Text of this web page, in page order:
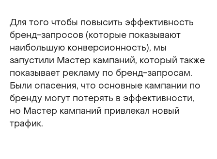
Для того чтобы повысить эффективность
бренд-запросов (которые показывают
наибольшую конверсионность), мы
запустили Мастер кампаний, который также
показывает рекламу по бренд-запросам.
Были опасения, что основные кампании по
бренду могут потерять в эффективности,
но Мастер кампаний привлекал новый
трафик.